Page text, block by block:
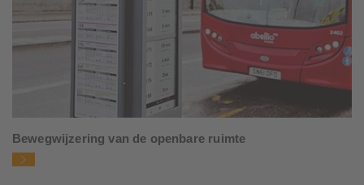
Bewegwijzering van de openbare ruimte